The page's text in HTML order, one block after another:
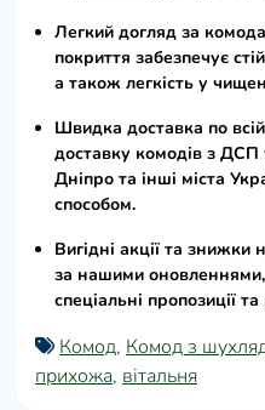
Легкий догляд за
покриття забезпечує
а також легкість у
Швидка доставка по всій
доставку комодів з ДСП
Дніпро та інші міста
способом.
Вигідні акції та
за нашими
спеціальні пропозиції
Комод, Комод з
прихожа, вітальня